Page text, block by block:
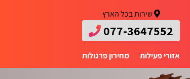
שירות בכל הארץ
077-3647552
אזורי פעילות מחירון פרגולות